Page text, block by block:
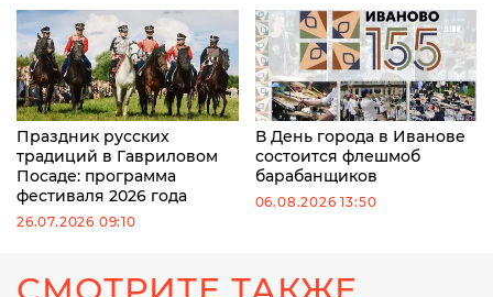
Праздник русских
традиций в Гавриловом
Посаде: программа
фестиваля 2026 года
26.07.2026 09:10
В День города в Иванове
состоится флешмоб
барабанщиков
06.08.2026 13:50